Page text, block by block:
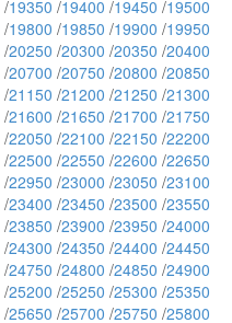
/19350 /19400 /19450 /19500
/19800 /19850 /19900 /19950
/20250 /20300 /20350 /20400
/20700 /20750 /20800 /20850
/21150 /21200 /21250 /21300
/21600 /21650 /21700 /21750
/22050 /22100 /22150 /22200
/22500 /22550 /22600 /22650
/22950 /23000 /23050 /23100
/23400 /23450 /23500 /23550
/23850 /23900 /23950 /24000
/24300 /24350 /24400 /24450
/24750 /24800 /24850 /24900
/25200 /25250 /25300 /25350
/25650 /25700 /25750 /25800